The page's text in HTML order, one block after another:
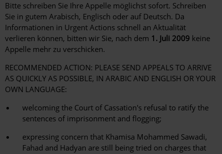
Bitte schreiben Sie Ihre Appelle möglichst sofort. Schreiben
Sie in gutem Arabisch, Englisch oder auf Deutsch. Da
Informationen in Urgent Actions schnell an Aktualität
verlieren können, bitten wir Sie, nach dem 1. Juli 2009 keine
Appelle mehr zu verschicken.
RECOMMENDED ACTION: PLEASE SEND APPEALS TO ARRIVE
AS QUICKLY AS POSSIBLE, IN ARABIC AND ENGLISH OR YOUR
OWN LANGUAGE:
welcoming the Court of Cassation's refusal to ratify the
sentences of imprisonment and flogging;
expressing concern that Khamisa Mohammed Sawadi,
Fahad and Hadyan are still being tried on charges that